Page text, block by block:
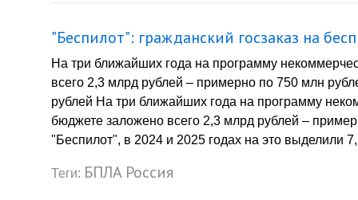
"Беспилот": гражданский госзаказ на
На три ближайших года на программу
всего 2,3 млрд рублей – примерно по 750 млн
рублей На три ближайших года на программу
бюджете заложено всего 2,3 млрд рублей –
"Беспилот", в 2024 и 2025 годах на это выделили
Теги: БПЛА Россия